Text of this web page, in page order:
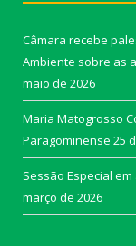
Câmara recebe
Ambiente sobre as
maio de 2026
Maria Matogrosso
Paragominense 25
Sessão Especial
março de 2026